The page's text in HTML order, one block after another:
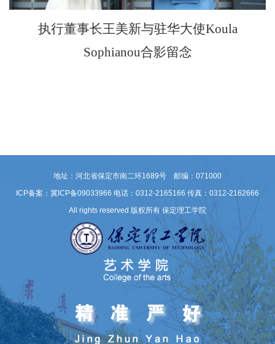
执行董事长王美新与驻华大使Koula
Sophianou合影留念
地址：河北省保定市南二环1689号 邮编：071000
ICP备案：冀ICP备09033966 电话：0312-2165166 传真：0312-2162666
All rights reserved 版权所有 保定理工学院